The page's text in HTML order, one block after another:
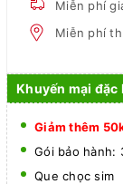
Miễn phí
Miễn phí
Khuyến mại đặc
Giảm thêm
Gói bảo hành:
Que chọc sim